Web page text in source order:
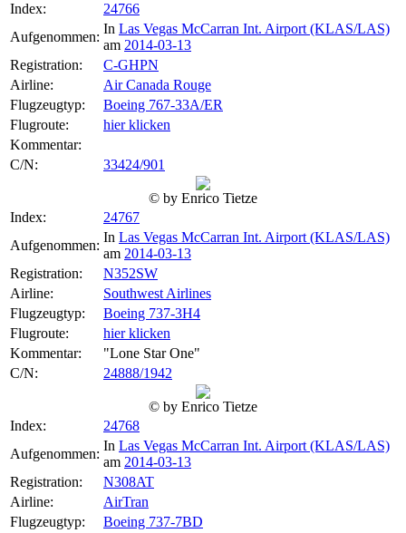
Index:
24766
Aufgenommen:
In Las Vegas McCarran Int. Airport (KLAS/LAS)
am 2014-03-13
Registration:
C-GHPN
Airline:
Air Canada Rouge
Flugzeugtyp:
Boeing 767-33A/ER
Flugroute:
hier klicken
Kommentar:
C/N:
33424/901
© by Enrico Tietze
Index:
24767
Aufgenommen:
In Las Vegas McCarran Int. Airport (KLAS/LAS)
am 2014-03-13
Registration:
N352SW
Airline:
Southwest Airlines
Flugzeugtyp:
Boeing 737-3H4
Flugroute:
hier klicken
Kommentar:
"Lone Star One"
C/N:
24888/1942
© by Enrico Tietze
Index:
24768
Aufgenommen:
In Las Vegas McCarran Int. Airport (KLAS/LAS)
am 2014-03-13
Registration:
N308AT
Airline:
AirTran
Flugzeugtyp:
Boeing 737-7BD